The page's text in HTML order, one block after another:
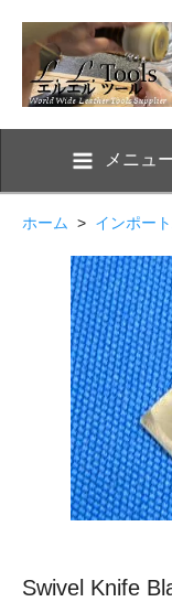
メニュ
ホーム > インポー
Swivel Knife